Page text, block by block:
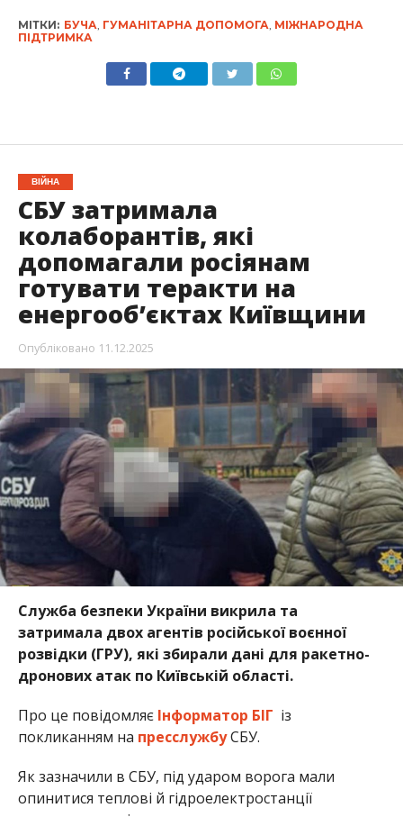
МІТКИ: БУЧА, ГУМАНІТАРНА ДОПОМОГА, МІЖНАРОДНА
ПІДТРИМКА
ВІЙНА
СБУ затримала
колаборантів, які
допомагали росіянам
готувати теракти на
енергооб’єктах Київщини
Опубліковано 11.12.2025
Служба безпеки України викрила та
затримала двох агентів російської воєнної
розвідки (ГРУ), які збирали дані для ракетно-
дронових атак по Київській області.
Про це повідомляє Інформатор БІГ із
покликанням на пресслужбуСБУ.
Як зазначили в СБУ, під ударом ворога мали
опинитися теплові й гідроелектростанції